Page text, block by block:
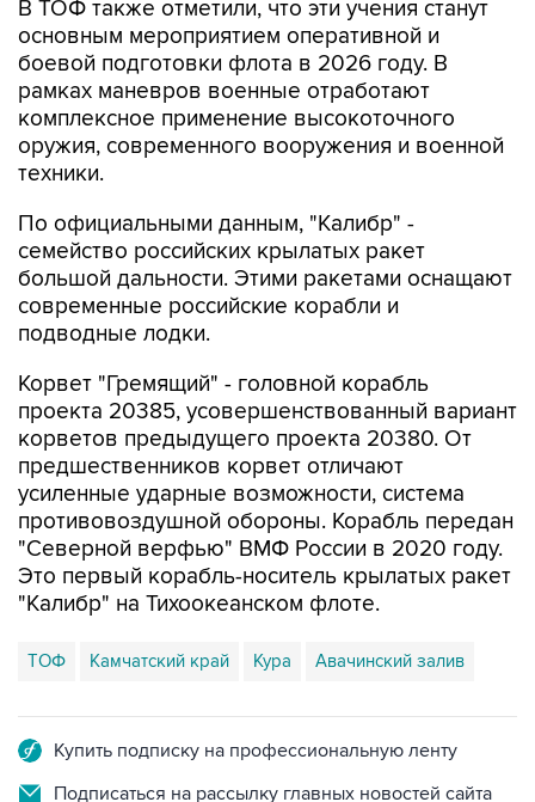
В ТОФ также отметили, что эти учения станут
основным мероприятием оперативной и
боевой подготовки флота в 2026 году. В
рамках маневров военные отработают
комплексное применение высокоточного
оружия, современного вооружения и военной
техники.
По официальными данным, "Калибр" -
семейство российских крылатых ракет
большой дальности. Этими ракетами оснащают
современные российские корабли и
подводные лодки.
Корвет "Гремящий" - головной корабль
проекта 20385, усовершенствованный вариант
корветов предыдущего проекта 20380. От
предшественников корвет отличают
усиленные ударные возможности, система
противовоздушной обороны. Корабль передан
"Северной верфью" ВМФ России в 2020 году.
Это первый корабль-носитель крылатых ракет
"Калибр" на Тихоокеанском флоте.
ТОФ Камчатский край Кура Авачинский залив
Купить подписку на профессиональную ленту
Подписаться на рассылку главных новостей сайта